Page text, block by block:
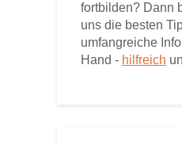
fortbilden? Dann
uns die besten
umfangreiche
Hand - hilfreich